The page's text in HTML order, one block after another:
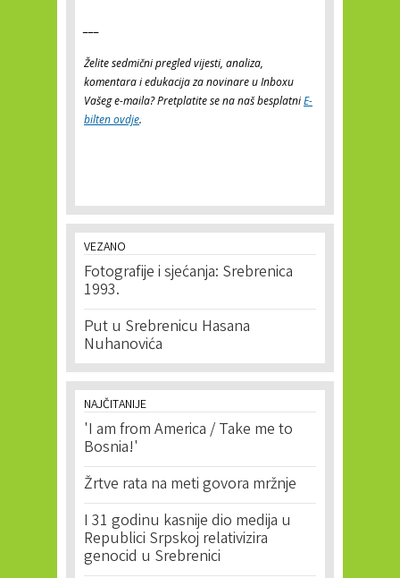
Želite sedmični pregled vijesti, analiza,
komentara i edukacija za novinare u Inboxu
Vašeg e-maila? Pretplatite se na naš besplatniE-
bilten ovdje.
VEZANO
Fotografije i sjećanja: Srebrenica
1993.
Put u Srebrenicu Hasana
Nuhanovića
NAJČITANIJE
'I am from America / Take me to
Bosnia!'
Žrtve rata na meti govora mržnje
I 31 godinu kasnije dio medija u
Republici Srpskoj relativizira
genocid u Srebrenici